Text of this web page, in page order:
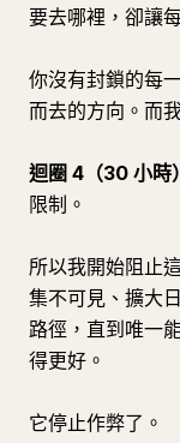
要去哪裡，卻讓
你沒有封鎖的每
而去的方向。而
迴圈 4（30 小時）
限制。
所以我開始阻止
集不可見、擴大
路徑，直到唯一
得更好。
它停止作弊了。